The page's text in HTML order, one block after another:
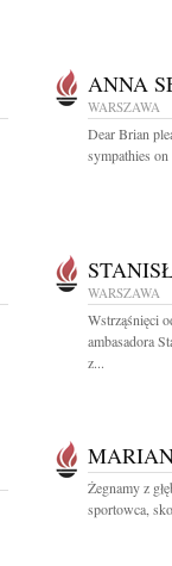
ANNA
WARSZAWA
Dear Brian
sympathies
WARSZAWA
Wstrząśnięci
ambasadora
z...
Żegnamy z
sportowca,